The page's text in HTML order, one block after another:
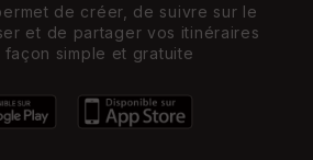
de créer, de suivre sur le
et de partager vos itinéraires
façon simple et gratuite